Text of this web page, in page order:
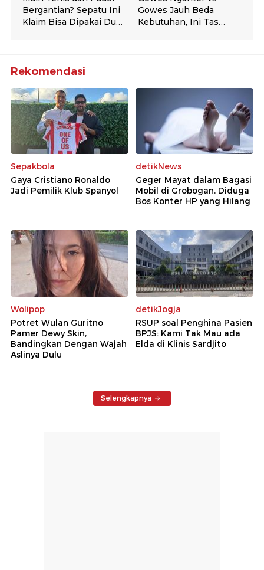
Rekomendasi
Sepakbola
Gaya Cristiano Ronaldo
Jadi Pemilik Klub Spanyol
detikNews
Geger Mayat dalam Bagasi
Mobil di Grobogan, Diduga
Bos Konter HP yang Hilang
Wolipop
Potret Wulan Guritno
Pamer Dewy Skin,
Bandingkan Dengan Wajah
Aslinya Dulu
detikJogja
RSUP soal Penghina Pasien
BPJS: Kami Tak Mau ada
Elda di Klinis Sardjito
Selengkapnya